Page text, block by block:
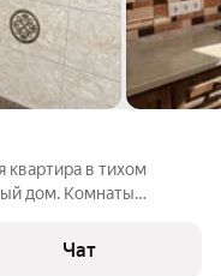
квартира в тихом
дом. Комнаты
и увеличен, кафель,
Чат